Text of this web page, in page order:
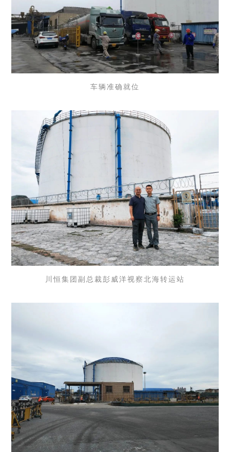
车辆准确就位
川恒集团副总裁彭威洋视察北海转运站